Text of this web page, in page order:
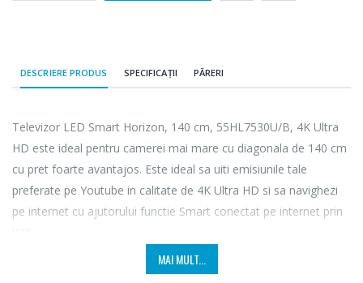
DESCRIERE PRODUS SPECIFICAȚII PĂRERI
Televizor LED Smart Horizon, 140 cm, 55HL7530U/B, 4K Ultra
HD este ideal pentru camerei mai mare cu diagonala de 140 cm
cu pret foarte avantajos. Este ideal sa uiti emisiunile tale
preferate pe Youtube in calitate de 4K Ultra HD si sa navighezi
pe internet cu ajutorului functie Smart conectat pe internet prin
MAI MULT...